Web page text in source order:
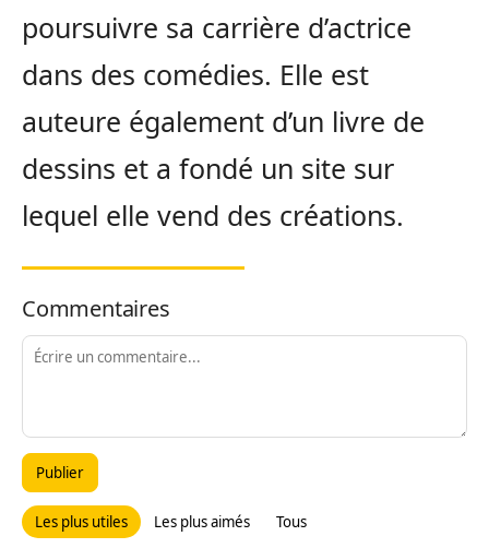
poursuivre sa carrière d’actrice
dans des comédies. Elle est
auteure également d’un livre de
dessins et a fondé un site sur
lequel elle vend des créations.
Commentaires
Publier
Les plus utiles Les plus aimés Tous